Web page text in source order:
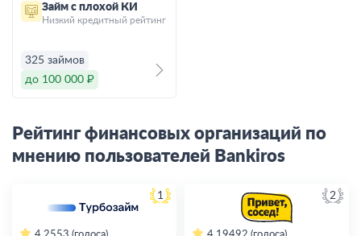
Займ с плохой КИ
Низкий кредитный рейтинг
325 займов
до 100 000 ₽
Рейтинг финансовых организаций по
мнению пользователей Bankiros
1 2